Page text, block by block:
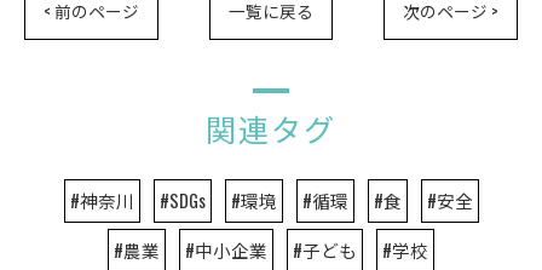
< 前のページ 一覧に戻る 次のページ >
関連タグ
#神奈川 #SDGs #環境 #循環 #食
#安全
#農業
#中小企業 #子ども
#学校